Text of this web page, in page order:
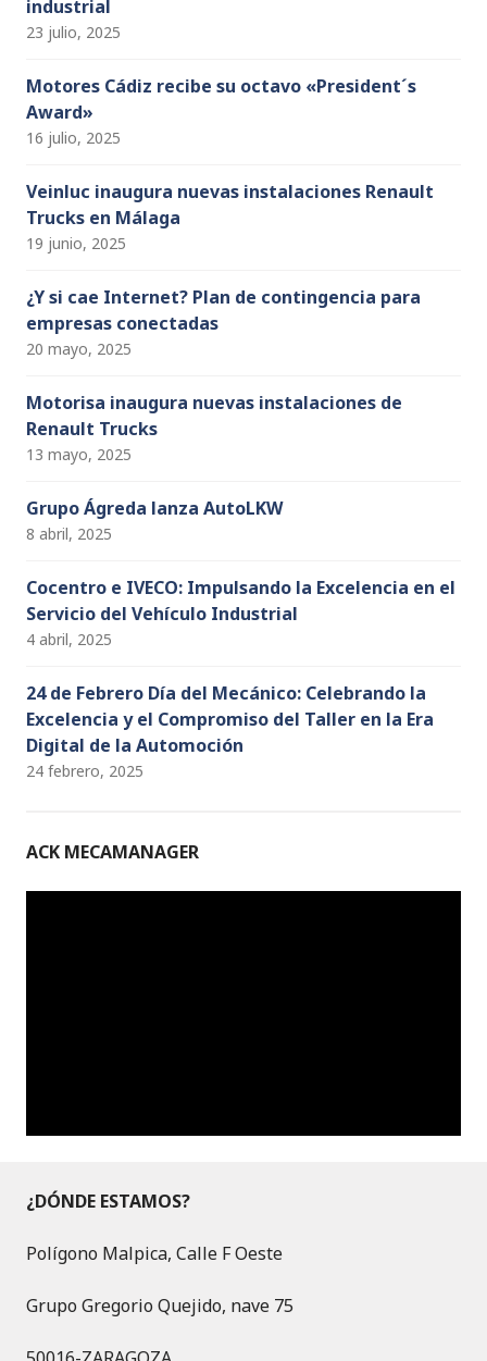
industrial
23 julio, 2025
Motores Cádiz recibe su octavo «President´s
Award»
16 julio, 2025
Veinluc inaugura nuevas instalaciones Renault
Trucks en Málaga
19 junio, 2025
¿Y si cae Internet? Plan de contingencia para
empresas conectadas
20 mayo, 2025
Motorisa inaugura nuevas instalaciones de
Renault Trucks
13 mayo, 2025
Grupo Ágreda lanza AutoLKW
8 abril, 2025
Cocentro e IVECO: Impulsando la Excelencia en el
Servicio del Vehículo Industrial
4 abril, 2025
24 de Febrero Día del Mecánico: Celebrando la
Excelencia y el Compromiso del Taller en la Era
Digital de la Automoción
24 febrero, 2025
ACK MECAMANAGER
¿DÓNDE ESTAMOS?
Polígono Malpica, Calle F Oeste
Grupo Gregorio Quejido, nave 75